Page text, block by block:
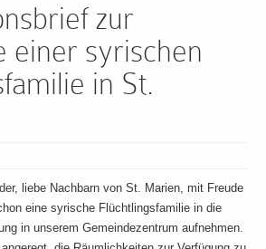
zur
einer syrischen
in St.
liebe Nachbarn von St. Marien, mit Freude
eine syrische Flüchtlingsfamilie in die
in unserem Gemeindezentrum aufnehmen.